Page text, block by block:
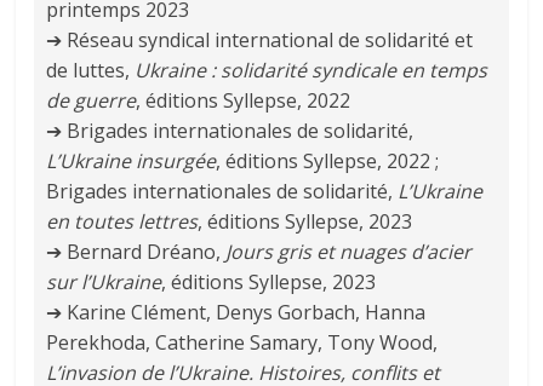
printemps 2023
➔ Réseau syndical international de solidarité et
de luttes, Ukraine : solidarité syndicale en temps
de guerre, éditions Syllepse, 2022
➔ Brigades internationales de solidarité,
L’Ukraine insurgée, éditions Syllepse, 2022 ;
Brigades internationales de solidarité, L’Ukraine
en toutes lettres, éditions Syllepse, 2023
➔ Bernard Dréano, Jours gris et nuages d’acier
sur l’Ukraine, éditions Syllepse, 2023
➔ Karine Clément, Denys Gorbach, Hanna
Perekhoda, Catherine Samary, Tony Wood,
L’invasion de l’Ukraine. Histoires, conflits et